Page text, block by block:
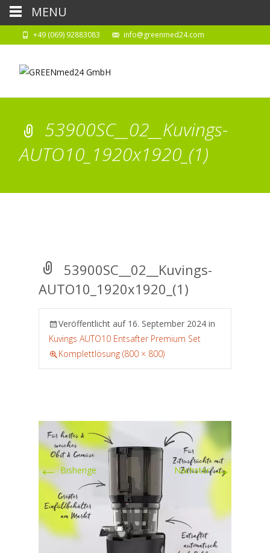
+49 (069) 92883083 info@greenmed24.com
53900SC__02__Kuvings-
AUTO10_1920x1920_(1)
53900SC__02__Kuvings-
AUTO10_1920x1920_(1)
Veröffentlicht auf 16. September 2024 in
Kuvings AUTO10 Entsafter Premium Set
Komplettlösung (800 × 800)
←Bisherige Nächster→
MENU